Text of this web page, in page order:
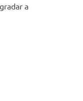
a